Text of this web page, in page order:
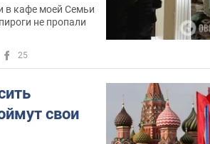
в кафе моей Семьи
не пропали
25
свои